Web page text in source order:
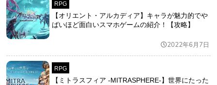
RPG
【オリエント・アルカディア】キャラが魅力的でや
ばいほど面白いスマホゲームの紹介！【攻略】
2022年6月7日
RPG
【ミトラスフィア -MITRASPHERE-】世界にたった